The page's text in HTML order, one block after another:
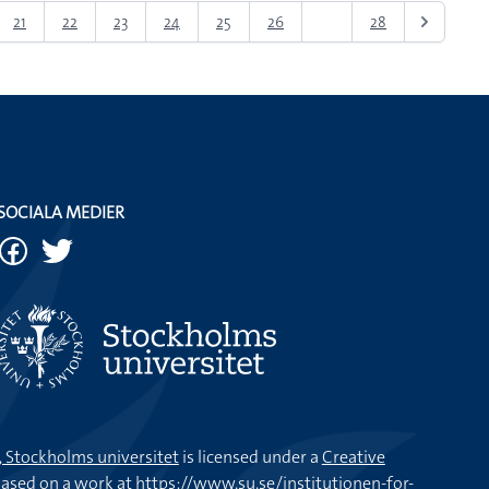
21 22 23 24 25 26 28
MEDIER
universitetis licensed under aCreative
on a work athttps://www.su.se/institutionen-for-